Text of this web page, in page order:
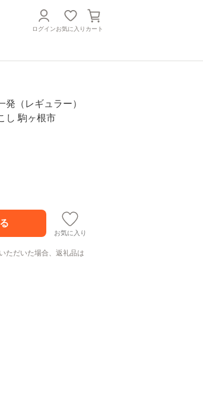
ログインお気に入り カート
発（レギュラー）
し 駒ヶ根市
お気に入り
ただいた場合、返礼品は